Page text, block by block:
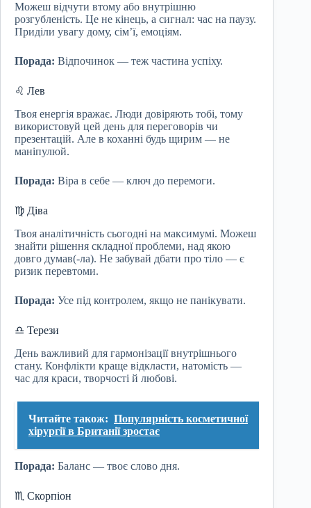
Можеш відчути втому або внутрішню
розгубленість. Це не кінець, а сигнал: час на паузу.
Приділи увагу дому, сім’ї, емоціям.
Порада: Відпочинок — теж частина успіху.
♌ Лев
Твоя енергія вражає. Люди довіряють тобі, тому
використовуй цей день для переговорів чи
презентацій. Але в коханні будь щирим — не
маніпулюй.
Порада: Віра в себе — ключ до перемоги.
♍ Діва
Твоя аналітичність сьогодні на максимумі. Можеш
знайти рішення складної проблеми, над якою
довго думав(-ла). Не забувай дбати про тіло — є
ризик перевтоми.
Порада: Усе під контролем, якщо не панікувати.
♎ Терези
День важливий для гармонізації внутрішнього
стану. Конфлікти краще відкласти, натомість —
час для краси, творчості й любові.
Читайте також: Популярність косметичної
хірургії в Британії зростає
Порада: Баланс — твоє слово дня.
♏ Скорпіон